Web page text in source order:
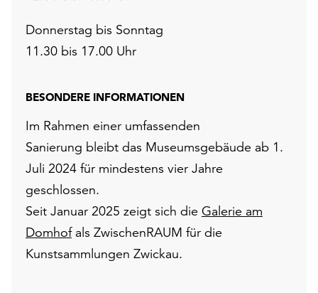
Donnerstag bis Sonntag
11.30 bis 17.00 Uhr
BESONDERE INFORMATIONEN
Im Rahmen einer umfassenden
Sanierung bleibt das Museumsgebäude ab 1.
Juli 2024 für mindestens vier Jahre
geschlossen.
Seit Januar 2025 zeigt sich die Galerie am
Domhofals ZwischenRAUM für die
Kunstsammlungen Zwickau.